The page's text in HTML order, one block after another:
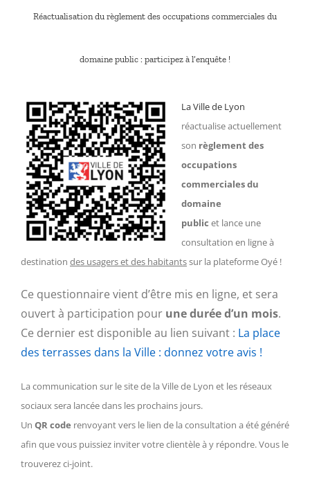
Réactualisation du règlement des occupations commerciales du
domaine public : participez à l’enquête !
La Ville de Lyon
réactualise actuellement
son règlement des
occupations
commerciales du
domaine
public et lance une
consultation en ligne à
destination des usagers et des habitantssur la plateforme Oyé !
Ce questionnaire vient d’être mis en ligne, et sera
ouvert à participation pour une durée d’un mois.
Ce dernier est disponible au lien suivant : La place
des terrasses dans la Ville : donnez votre avis !
La communication sur le site de la Ville de Lyon et les réseaux
sociaux sera lancée dans les prochains jours.
Un QR code renvoyant vers le lien de la consultation a été généré
afin que vous puissiez inviter votre clientèle à y répondre. Vous le
trouverez ci-joint.